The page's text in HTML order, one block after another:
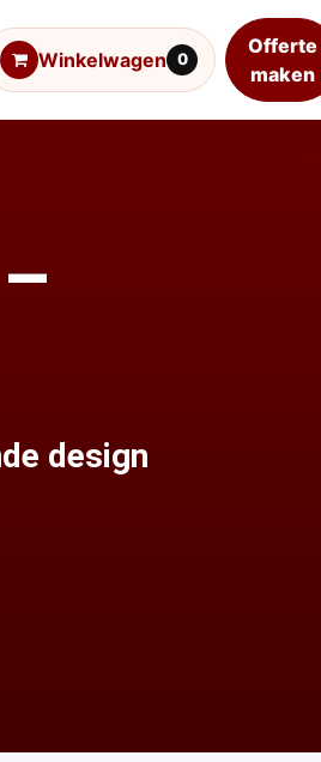
Winkelwagen 0
Offerte
maken
design